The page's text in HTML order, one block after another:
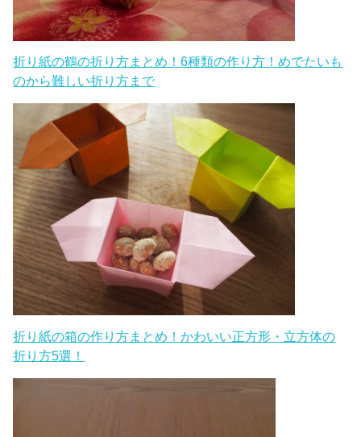
折り紙の鶴の折り方まとめ！6種類の作り方！めでたいも
のから難しい折り方まで
折り紙の箱の作り方まとめ！かわいい正方形・立方体の
折り方5選！